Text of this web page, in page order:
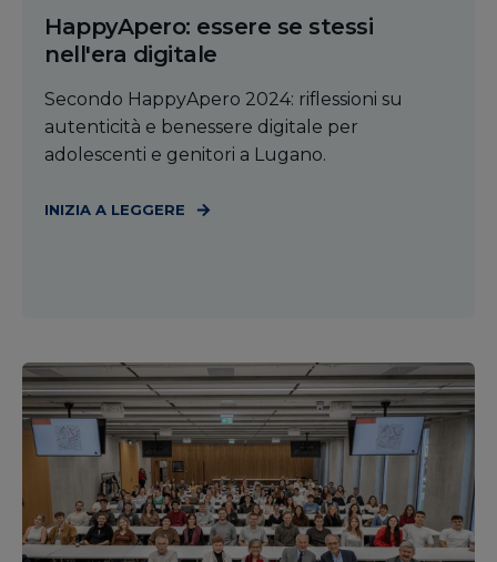
HappyApero: essere se stessi
nell'era digitale
Secondo HappyApero 2024: riflessioni su
autenticità e benessere digitale per
adolescenti e genitori a Lugano.
INIZIA A LEGGERE